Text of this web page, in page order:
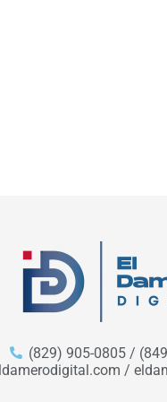
(829) 905-0805 /
/